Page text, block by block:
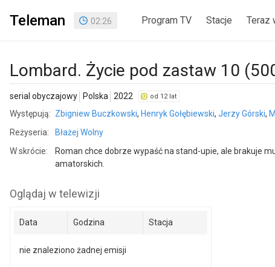
Teleman 02:26 Program TV Stacje Teraz
Lombard. Życie pod zastaw 10
serial obyczajowy Polska 2022 od 12 lat
Występują: Zbigniew Buczkowski, Henryk Gołębiewski, Jerzy Górski,
Reżyseria:
Błażej Wolny
W skrócie:
Roman chce dobrze wypaść na stand-upie, ale brakuje
amatorskich.
Oglądaj w telewizji
Data Godzina Stacja
nie znaleziono żadnej emisji